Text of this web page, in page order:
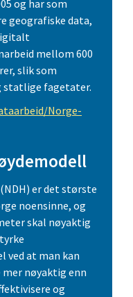
og har som
geografiske data,
mellom 600
slik som
statlige fagetater.
Norge-
er det største
noensinne, og
skal nøyaktig
ved at man kan
nøyaktig enn
og